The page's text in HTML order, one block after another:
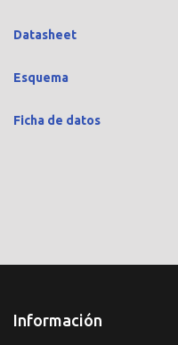
Datasheet
Esquema
Ficha de datos
Información